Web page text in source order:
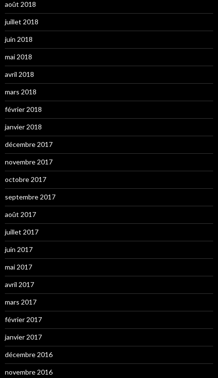
août 2018
juillet 2018
juin 2018
mai 2018
avril 2018
mars 2018
février 2018
janvier 2018
décembre 2017
novembre 2017
octobre 2017
septembre 2017
août 2017
juillet 2017
juin 2017
mai 2017
avril 2017
mars 2017
février 2017
janvier 2017
décembre 2016
novembre 2016